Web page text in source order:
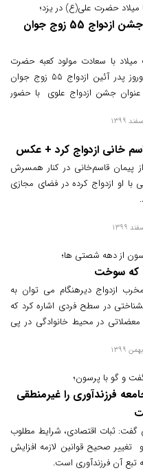
میلاد حضرت علی(ع) در یزد؛
برگزاری جشن ازدواج 55 زوج جوان
با سعادت مولود کعبه حضرت
علی (ع) وروز پدر آئین ازدواج 55 زوج جوان
عنوان جشن ازدواج علوی با حضور
درسالن ناحیه مقاومت بسیج
خانی ازدواج کرد + عکس
پیمان قاسم‌خانی در کنار همسرش
با او ازدواج کرده در فضای مجازی
از دهه شصتی ها؛
که سوخت
ازدواج دیرهنگام می توان به
در سطح فردی اشاره کرد که
معضلاتی در محیط خانوادگی در پی
مختلف از نظر مالی، عاطفی،
انگیزشی که به دلیل به هنگام نبودن
هیچگونه رغبت و اشتیاقی بین
در این امر وجود ندارد اشاره کرد.
و گو با پرسون؛
فرزندآوری را غیرمنطقی
گفت: ثبات اقتصادی، شرایط مطلوب
تغییر صحیح قوانین لازمه افزایش
تبع آن فرزندآوری است.